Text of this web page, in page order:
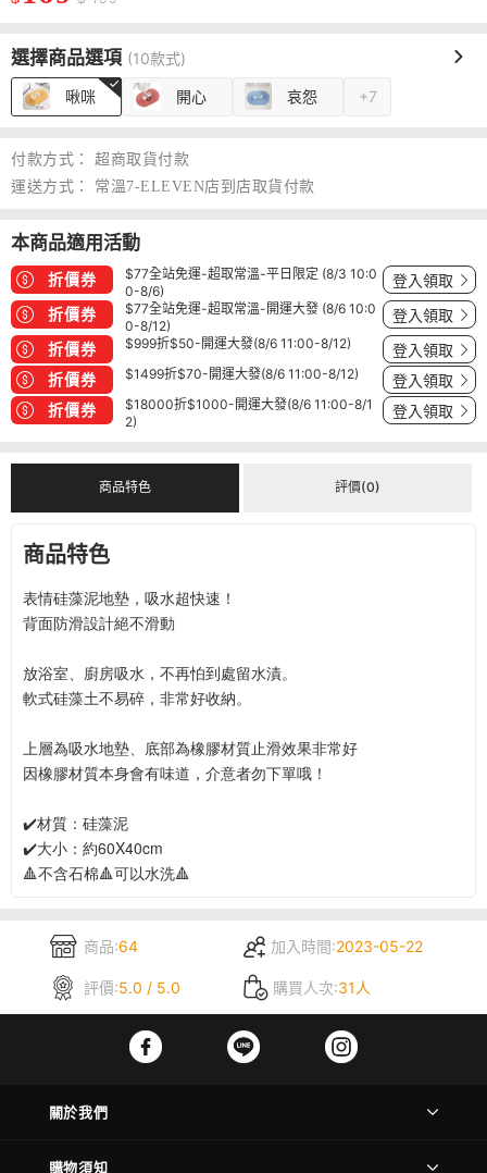
選擇商品選項 (10款式)
啾咪 開心 哀怨 +7
付款方式：
超商取貨付款
運送方式：
常溫7-ELEVEN店到店取貨付款
本商品適用活動
折價券
$77全站免運-超取常溫-平日限定 (8/3 10:0
0-8/6)
登入領取
折價券
$77全站免運-超取常溫-開運大發 (8/6 10:0
0-8/12)
登入領取
折價券 $999折$50-開運大發(8/6 11:00-8/12) 登入領取
折價券 $1499折$70-開運大發(8/6 11:00-8/12) 登入領取
折價券
$18000折$1000-開運大發(8/6 11:00-8/1
2)
登入領取
商品特色 評價(0)
商品特色
表情硅藻泥地墊，吸水超快速！
背面防滑設計絕不滑動
放浴室、廚房吸水，不再怕到處留水漬。
軟式硅藻土不易碎，非常好收納。
上層為吸水地墊、底部為橡膠材質止滑效果非常好
因橡膠材質本身會有味道，介意者勿下單哦！
✔️材質：硅藻泥
✔️大小：約60X40cm
🔺不含石棉🔺可以水洗🔺
商品:64 加入時間:2023-05-22
評價:5.0 / 5.0 購買人次:31人
關於我們
購物須知